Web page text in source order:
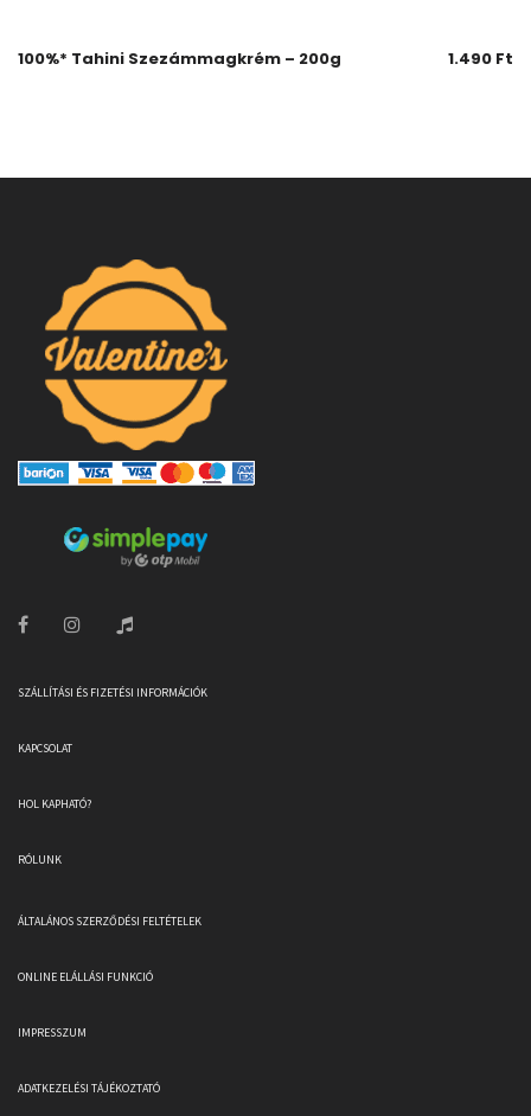
100%* Tahini Szezámmagkrém – 200g 1.490 Ft
SZÁLLÍTÁSI ÉS FIZETÉSI INFORMÁCIÓK
KAPCSOLAT
HOL KAPHATÓ?
RÓLUNK
ÁLTALÁNOS SZERZŐDÉSI FELTÉTELEK
ONLINE ELÁLLÁSI FUNKCIÓ
IMPRESSZUM
ADATKEZELÉSI TÁJÉKOZTATÓ